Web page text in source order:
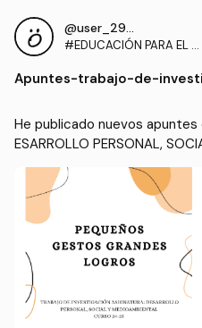
@user_2935509
#EDUCACIÓN PARA EL D
SOCIAL Y MEDIO AMBIEN
Apuntes-trabajo-de-
He publicado nuevos apuntes
ESARROLLO PERSONAL,
o-de-investigacion.pdf